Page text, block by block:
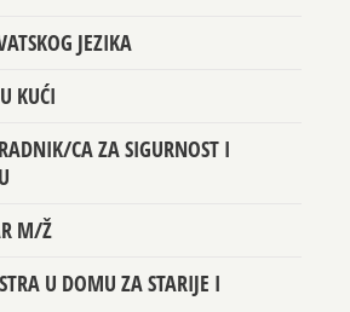
JEZIKA
KUĆI
CA ZA SIGURNOST I
M/Ž
U DOMU ZA STARIJE I